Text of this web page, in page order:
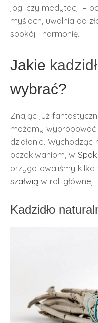
jogi czy medytacji –
myślach, uwalnia od
spokój i harmonię.
Jakie
wybrać?
Znając już
możemy
działanie.
oczekiwaniom, w
przygotowaliśmy
szałwią w roli głównej.
Kadzidło